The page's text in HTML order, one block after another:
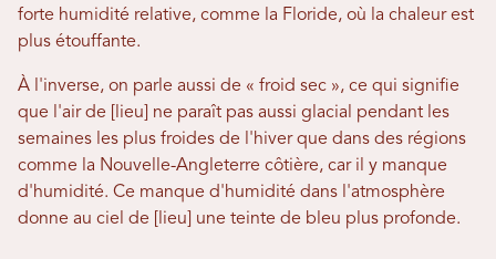
forte humidité relative, comme la Floride, où la chaleur est
plus étouffante.
À l'inverse, on parle aussi de « froid sec », ce qui signifie
que l'air de [lieu] ne paraît pas aussi glacial pendant les
semaines les plus froides de l'hiver que dans des régions
comme la Nouvelle-Angleterre côtière, car il y manque
d'humidité. Ce manque d'humidité dans l'atmosphère
donne au ciel de [lieu] une teinte de bleu plus profonde.